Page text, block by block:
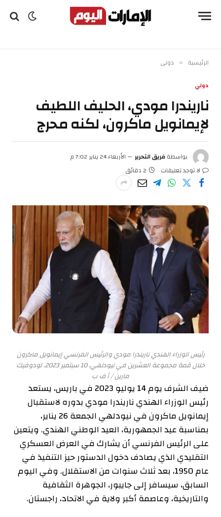
الرئيسية » دولي
دولي
ناريندرا مودي، الحليف اللطيف
لإيمانويل ماكرون، لكنه محرج
بواسطةفريق التحرير
الأربعاء 24 يناير 7:02 م
لا توجد تعليقات
2 دقائق
رئيس الوزراء الهندي ناريندرا مودي والرئيس الفرنسي إيمانويل ماكرون
خلال قمة مجموعة العشرين في نيودلهي، 10 سبتمبر 2023.
لودوفيك
مارين / أ ف ب
ضيف الشرف يوم 14 يوليو 2023 في باريس، يستعد
رئيس الوزراء الهندي ناريندرا مودي بدوره لاستقبال
إيمانويل ماكرون في نيودلهي الجمعة 26 يناير،
بمناسبة عيد الجمهورية، العيد الوطني الهندي. ويتعين
على الرئيس الفرنسي أن يشارك في العرض العسكري
التقليدي الذي يصادف دخول الدستور حيز التنفيذ في
عام 1950، بعد ثلاث سنوات من الاستقلال. وفي اليوم
السابق، سيسافر إلى جايبور، الجوهرة الثقافية
والتاريخية، وعاصمة أكبر ولاية في الاتحاد، راجستان.